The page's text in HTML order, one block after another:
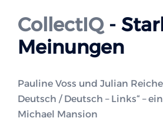
CollectIQ-
Meinungen
Pauline Voss und Julian
Deutsch / Deutsch – Links“ –
Michael Mansion